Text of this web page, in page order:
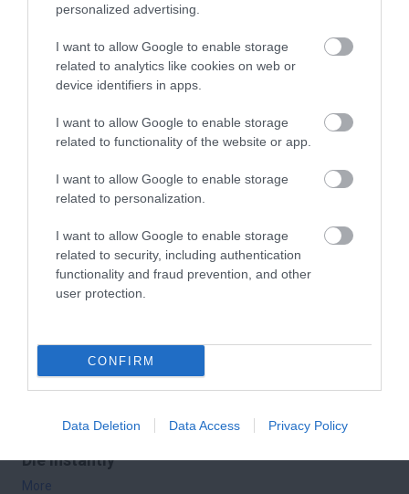
personalized advertising.
I want to allow Google to enable storage
related to analytics like cookies on web or
device identifiers in apps.
I want to allow Google to enable storage
related to functionality of the website or app.
I want to allow Google to enable storage
related to personalization.
I want to allow Google to enable storage
related to security, including authentication
functionality and fraud prevention, and other
user protection.
CONFIRM
Data Deletion Data Access Privacy Policy
5 Hidden Signs You Have Worms Inside Your
Body
2 h 37 min
Die Instantly
More